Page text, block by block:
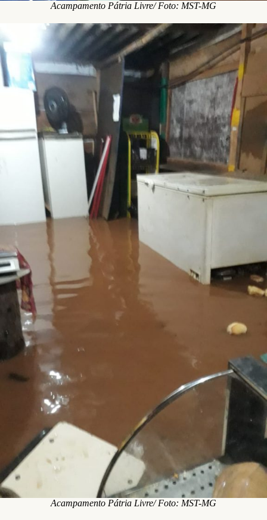
Acampamento Pátria Livre/ Foto: MST-MG
Acampamento Pátria Livre/ Foto: MST-MG